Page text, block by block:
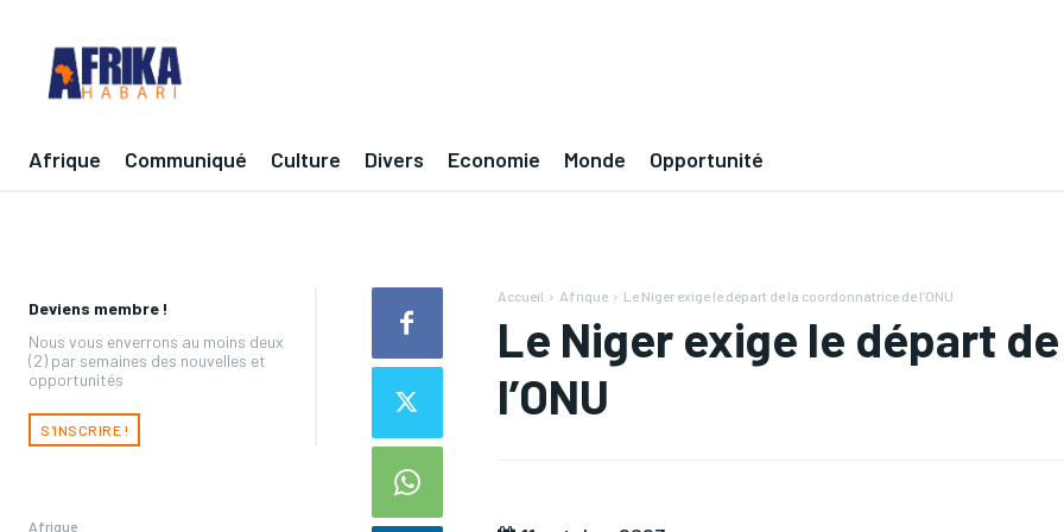
Afrique Communiqué Culture Divers Economie Monde Opportunité
Deviens membre !
Nous vous enverrons au moins deux
(2) par semaines des nouvelles et
opportunités
S'INSCRIRE !
Afrique
Accueil Afrique Le Niger exige le départ de la coordonnatrice de l’ONU
Le Niger exige le départ
l’ONU